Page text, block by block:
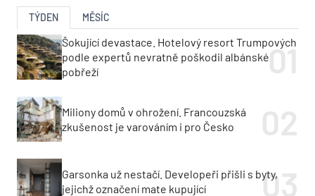
TÝDEN MĚSÍC
Šokující devastace. Hotelový resort Trumpových
podle expertů nevratně poškodil albánské
pobřeží
Miliony domů v ohrožení. Francouzská
zkušenost je varováním i pro Česko
Garsonka už nestačí. Developeři přišli s byty,
jejichž označení mate kupující